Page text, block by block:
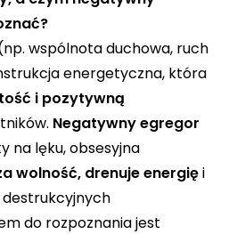
wspólnota duchowa, ruch
energetyczna, która
i pozytywną
Negatywny egregor
na lęku, obsesyjna
wolność, drenuje energięi
do rozpoznania jest